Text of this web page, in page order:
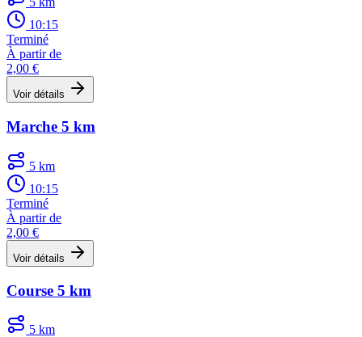
10:15
Terminé
À partir de
2,00 €
Voir détails
Marche 5 km
5 km
10:15
Terminé
À partir de
2,00 €
Voir détails
Course 5 km
5 km